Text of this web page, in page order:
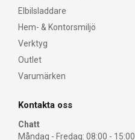
Elbilsladdare
Hem- & Kontorsmiljö
Verktyg
Outlet
Varumärken
Kontakta oss
Chatt
Måndag - Fredag: 08:00 - 15:00